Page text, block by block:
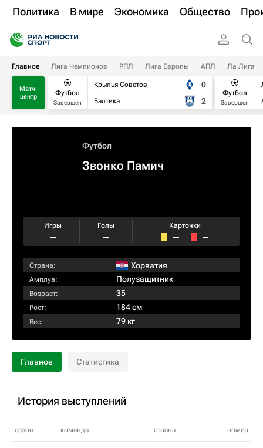
Политика В мире Экономика Общество
Главное Лига Чемпионов РПЛ Лига Европы АПЛ Ла Лига
Матч-
центр
Футбол
Завершен
Крылья Советов
Балтика
0
2
Футбол
Завершен
Футбол
Звонко Памич
Игры
–
Голы
–
Карточки
– –
Страна: Хорватия
Амплуа: Полузащитник
Возраст: 35
Рост: 184 см
Вес: 79 кг
Главное Статистика
История выступлений
сезон команда страна номер